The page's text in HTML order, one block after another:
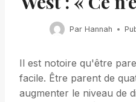
Par Hannah
Il est notoire qu'être
facile. Être parent de
augmenter le niveau de